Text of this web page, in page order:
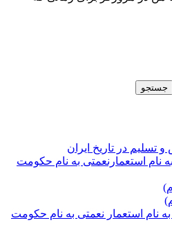
جستجو
در تاریخ ایران
نام استعمارنعمتی به نام حکومت
نام استعمار نعمتی به نام حکومت